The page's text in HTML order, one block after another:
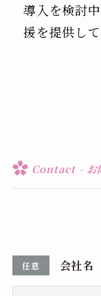
導入を検討
援を提供して
Contact - お
任意 会社名